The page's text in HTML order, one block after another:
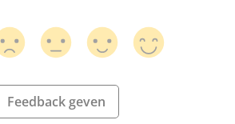
Feedback geven